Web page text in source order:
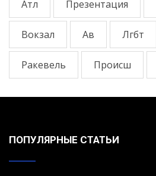
Атл Презентация
Вокзал Ав Лгбт
Ракевель Происш
ПОПУЛЯРНЫЕ СТАТЬИ